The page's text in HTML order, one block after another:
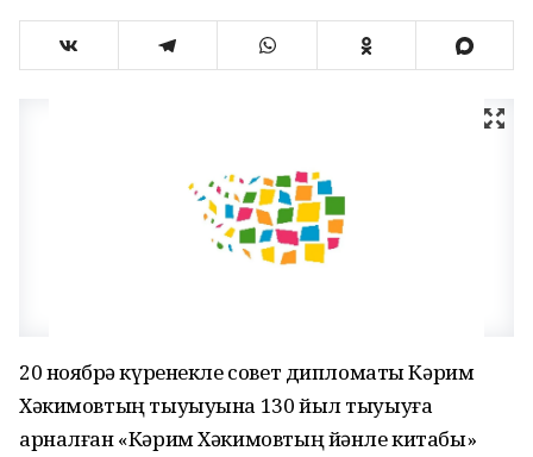
20 ноябрҙә күренекле совет дипломаты Кәрим
Хәкимовтың тыуыуына 130 йыл тыуыуға
арналған «Кәрим Хәкимовтың йәнле китабы»